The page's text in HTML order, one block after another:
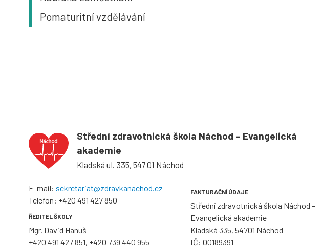
Pomaturitní vzdělávání
Střední zdravotnická škola Náchod – Evangelická
akademie
Kladská ul. 335, 547 01 Náchod
E-mail: sekretariat@zdravkanachod.cz
Telefon: +420 491 427 850
ŘEDITEL ŠKOLY
Mgr. David Hanuš
+420 491 427 851, +420 739 440 955
FAKTURAČNÍ ÚDAJE
Střední zdravotnická škola Náchod –
Evangelická akademie
Kladská 335, 54701 Náchod
IČ: 00189391